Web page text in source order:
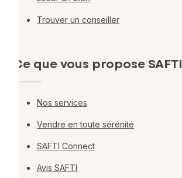
Trouver un conseiller
Ce que vous propose SAFTI
Nos services
Vendre en toute sérénité
SAFTI Connect
Avis SAFTI